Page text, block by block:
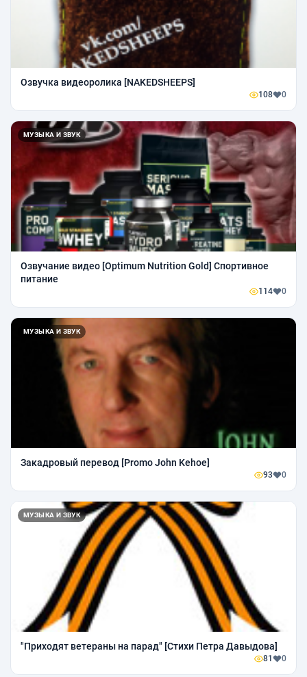
Озвучка видеоролика [NAKEDSHEEPS]
108 0
МУЗЫКА И ЗВУК
Озвучание видео [Optimum Nutrition Gold] Спортивное
питание
114 0
МУЗЫКА И ЗВУК
Закадровый перевод [Promo John Kehoe]
93 0
МУЗЫКА И ЗВУК
"Приходят ветераны на парад" [Стихи Петра Давыдова]
81 0